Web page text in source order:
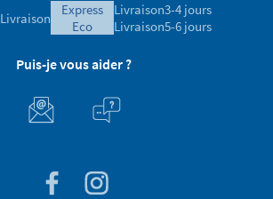
Livraison
express
eco
Livraison3-4 jours
Livraison5-6 jours
Puis-je vous aider ?